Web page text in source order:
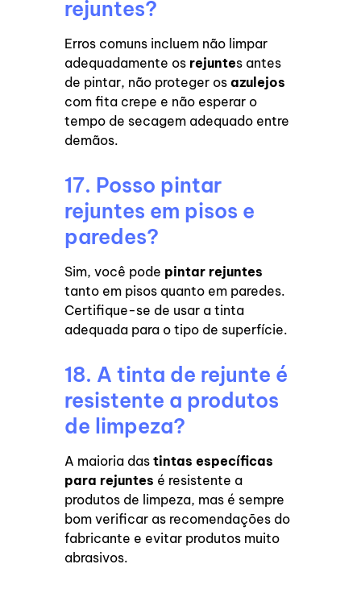
rejuntes?
Erros comuns incluem não limpar
adequadamente os rejuntes antes
de pintar, não proteger osazulejos
com fita crepe e não esperar o
tempo de secagem adequado entre
demãos.
17. Posso pintar
rejuntes em pisos e
paredes?
Sim, você pode pintar rejuntes
tanto em pisos quanto em paredes.
Certifique-se de usar a tinta
adequada para o tipo de superfície.
18. A tinta de rejunte é
resistente a produtos
de limpeza?
A maioria dastintas específicas
para rejuntes é resistente a
produtos de limpeza, mas é sempre
bom verificar as recomendações do
fabricante e evitar produtos muito
abrasivos.